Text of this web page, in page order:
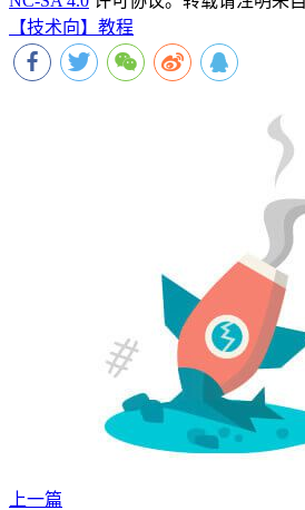
【技术向】教程
上一篇